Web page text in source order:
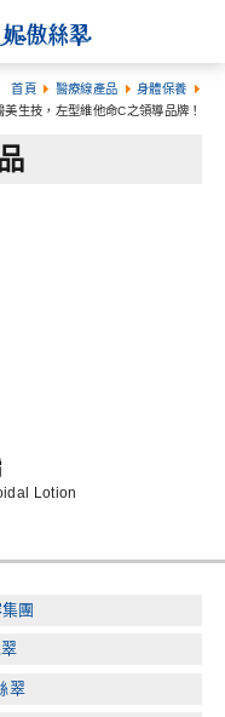
首頁 醫療線產品
身體保養
生技，左型維他命C之領導品牌！
Lotion
團
翠